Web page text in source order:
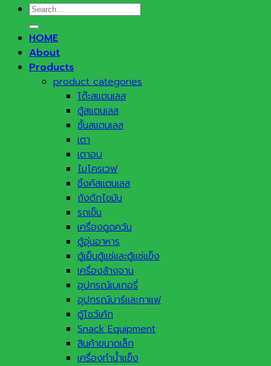
Search
for:
HOME
About
Products
product categories
โต๊ะสแตนเลส
ตู้สแตนเลส
ชั้นสแตนเลส
เตา
เตาอบ
ไมโครเวฟ
ซิ้งค์สแตนเลส
ถังดักไขมัน
รถเข็น
เครื่องดูดควัน
ตู้อุ่นอาหาร
ตู้เย็นตู้แช่และตู้แช่แข็ง
เครื่องล้างจาน
อุปกรณ์เบเกอรี่
อุปกรณ์บาร์และกาแฟ
ตู้โชว์เค้ก
Snack Equipment
สินค้าขนาดเล็ก
เครื่องทำน้ำแข็ง